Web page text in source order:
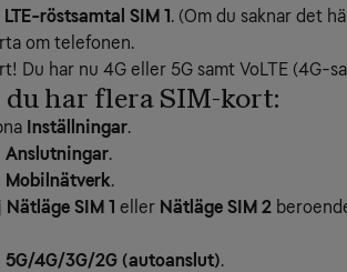
LTE-röstsamtal SIM 1. (Om du saknar det
om telefonen.
Du har nu 4G eller 5G samt VoLTE (4G-
du har flera SIM-kort:
Inställningar.
Anslutningar.
Mobilnätverk.
Nätläge SIM 1 eller Nätläge SIM 2
5G/4G/3G/2G (autoanslut).